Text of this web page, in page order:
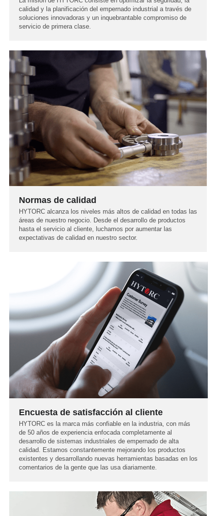
calidad y la planificación del empernado industrial a través de
soluciones innovadoras y un inquebrantable compromiso de
servicio de primera clase.
Normas de calidad
HYTORC alcanza los niveles más altos de calidad en todas las
áreas de nuestro negocio. Desde el desarrollo de productos
hasta el servicio al cliente, luchamos por aumentar las
expectativas de calidad en nuestro sector.
Encuesta de satisfacción al cliente
HYTORC es la marca más confiable en la industria, con más
de 50 años de experiencia enfocada completamente al
desarrollo de sistemas industriales de empernado de alta
calidad. Estamos constantemente mejorando los productos
existentes y desarrollando nuevas herramientas basadas en los
comentarios de la gente que las usa diariamente.